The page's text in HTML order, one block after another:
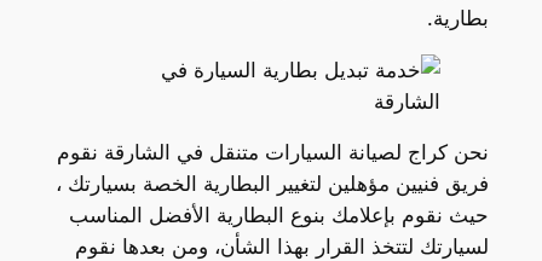
بطارية.
نحن كراج لصيانة السيارات متنقل في الشارقة نقوم
فريق فنيين مؤهلين لتغيير البطارية الخصة بسيارتك ،
حيث نقوم بإعلامك بنوع البطارية الأفضل المناسب
لسيارتك لتتخذ القرار بهذا الشأن، ومن بعدها نقوم